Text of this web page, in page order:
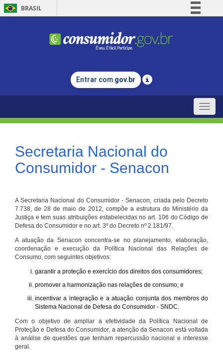
BRASIL
Comunica BR
Legislação
Entrar com gov.br
Toggle
Secretaria Nacional do
Consumidor - Senacon
A Secretaria Nacional do Consumidor - Senacon, criada pelo Decreto
7.738, de 28 de maio de 2012, compõe a estrutura do Ministério da
Justiça e tem suas atribuições estabelecidas no art. 106 do Código de
Defesa do Consumidor e no art. 3º do Decreto nº 2.181/97.
A atuação da Senacon concentra-se no planejamento, elaboração,
coordenação e execução da Política Nacional das Relações de
Consumo, com seguintes objetivos:
garantir a proteção e exercício dos direitos dos consumidores;
promover a harmonização nas relações de consumo; e
incentivar a integração e a atuação conjunta dos membros do
Sistema Nacional de Defesa do Consumidor - SNDC.
Com o objetivo de ampliar a efetividade da Política Nacional de
Proteção e Defesa do Consumidor, a atenção da Senacon está voltada
à análise de questões que tenham repercussão nacional e interesse
geral.